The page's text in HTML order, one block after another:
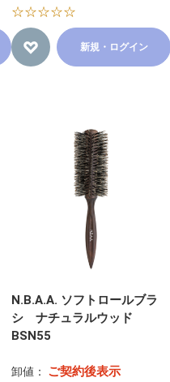
☆☆☆☆☆
新規・ログイン
N.B.A.A. ソフトロールブラ
シ ナチュラルウッド
BSN55
卸値： ご契約後表示